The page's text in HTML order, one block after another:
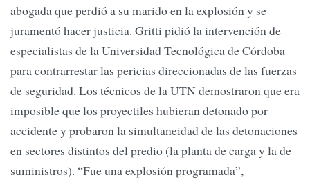
abogada que perdió a su marido en la explosión y se
juramentó hacer justicia. Gritti pidió la intervención de
especialistas de la Universidad Tecnológica de Córdoba
para contrarrestar las pericias direccionadas de las fuerzas
de seguridad. Los técnicos de la UTN demostraron que era
imposible que los proyectiles hubieran detonado por
accidente y probaron la simultaneidad de las detonaciones
en sectores distintos del predio (la planta de carga y la de
suministros). “Fue una explosión programada”,